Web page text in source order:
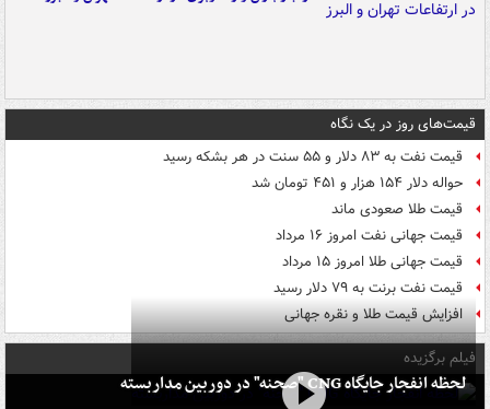
قیمت‌های روز در یک نگاه
قیمت نفت به ۸۳ دلار و ۵۵ سنت در هر بشکه رسید
حواله دلار ۱۵۴ هزار و ۴۵۱ تومان شد
قیمت طلا صعودی ماند
قیمت جهانی نفت امروز ۱۶ مرداد
قیمت جهانی طلا امروز ۱۵ مرداد
قیمت نفت برنت به ۷۹ دلار رسید
افزایش قیمت طلا و نقره جهانی
فیلم برگزیده
لحظه انفجار جایگاه CNG "صحنه" در دوربین مداربسته